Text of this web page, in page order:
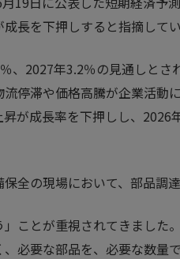
長を下押しすると指摘してい
、2027年3.2％の見通しと
停滞や価格高騰が企業活動
が成長率を下押しし、2026
全の現場において、部品調
ことが重視されてきました
必要な部品を、必要な数量